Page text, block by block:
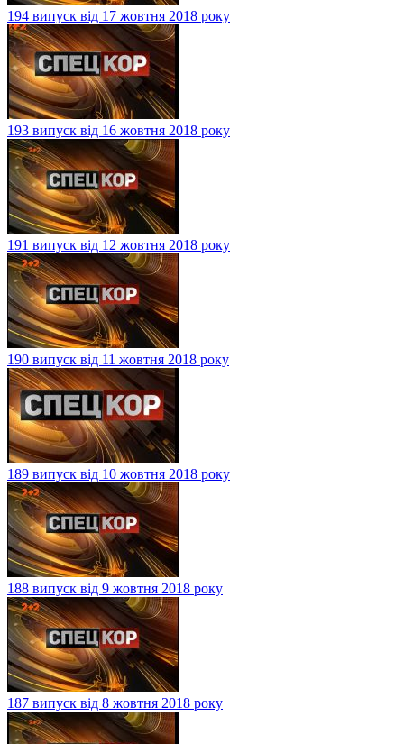
194 випуск від 17 жовтня 2018 року
193 випуск від 16 жовтня 2018 року
191 випуск від 12 жовтня 2018 року
190 випуск від 11 жовтня 2018 року
189 випуск від 10 жовтня 2018 року
188 випуск від 9 жовтня 2018 року
187 випуск від 8 жовтня 2018 року